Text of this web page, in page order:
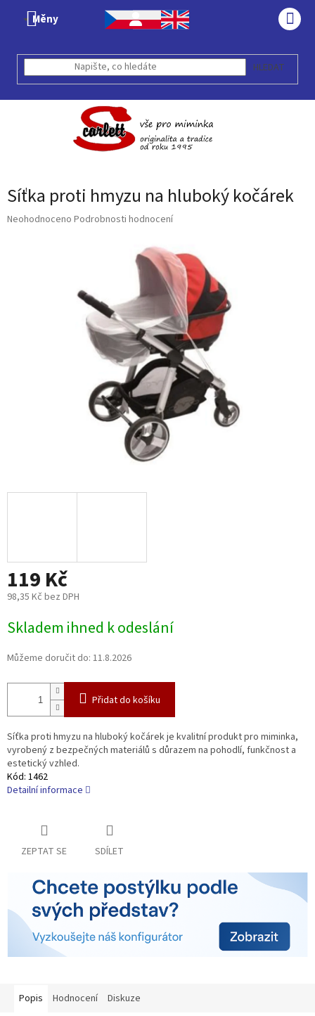
Měny
HLEDAT
Síťka proti hmyzu na hluboký kočárek
Průměrné
Neohodnoceno Podrobnosti hodnocení
119 Kč
98,35 Kč bez DPH
cena:
Skladem ihned k odeslání
Můžeme doručit do: 11.8.2026
Přidat do košíku
Síťka proti hmyzu na hluboký kočárek je kvalitní produkt pro miminka,
vyrobený z bezpečných materiálů s důrazem na pohodlí, funkčnost a
estetický vzhled.
Kód: 1462
Detailní informace
ZEPTAT SE SDÍLET
Popis Hodnocení Diskuze